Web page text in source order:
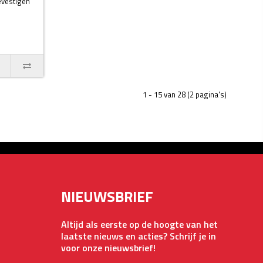
1 - 15 van 28 (2 pagina's)
NIEUWSBRIEF
Altijd als eerste op de hoogte van het
laatste nieuws en acties? Schrijf je in
voor onze nieuwsbrief!